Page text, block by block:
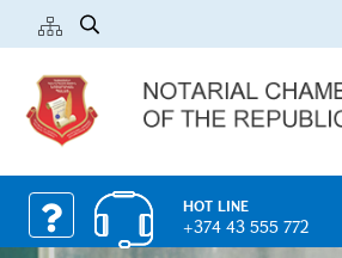
HOT LINE
+374 43 555 772